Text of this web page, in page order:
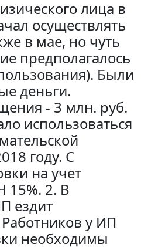
лица в
осуществлять
в мае, но чуть
предполагалось
Были
деньги.
- 3 млн. руб.
использоваться
году. С
на учет
15%. 2. В
ездит
у ИП
необходимы